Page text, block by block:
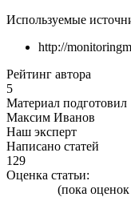
Используемые
http://
Рейтинг автора
5
Материал подготовил
Максим Иванов
Наш эксперт
Написано статей
129
Оценка статьи:
(пока